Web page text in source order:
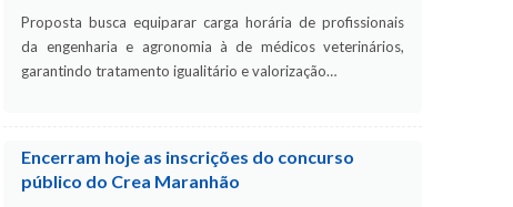
Proposta busca equiparar carga horária de profissionais
da engenharia e agronomia à de médicos veterinários,
garantindo tratamento igualitário e valorização…
Encerram hoje as inscrições do concurso
público do Crea Maranhão